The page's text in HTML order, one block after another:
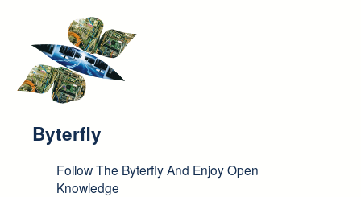
Byterfly
Follow The Byterfly And Enjoy Open
Knowledge